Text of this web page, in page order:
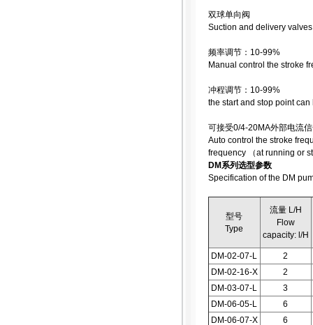
双球单向阀
Suction and delivery
频率调节：10-99%
Manual control the stroke
冲程调节：10-99%
the start and stop point
可接受0/4-20MA外部电流
Auto control the stroke
frequency （at running or
DM系列选型参数
Specification of the DM
型号
Type
流量 L/H
Flow
capacity: l/H
DM-02-07-L
2
DM-02-16-X
2
DM-03-07-L
3
DM-06-05-L
6
DM-06-07-X
6